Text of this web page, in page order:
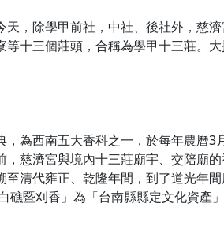
，除學甲前社，中社、後社外，慈
十三個莊頭，合稱為學甲十三莊。
為西南五大香科之一，於每年農曆
慈濟宮與境內十三莊廟宇、交陪廟
清代雍正、乾隆年間，到了道光年
暨刈香」為「台南縣縣定文化資產」